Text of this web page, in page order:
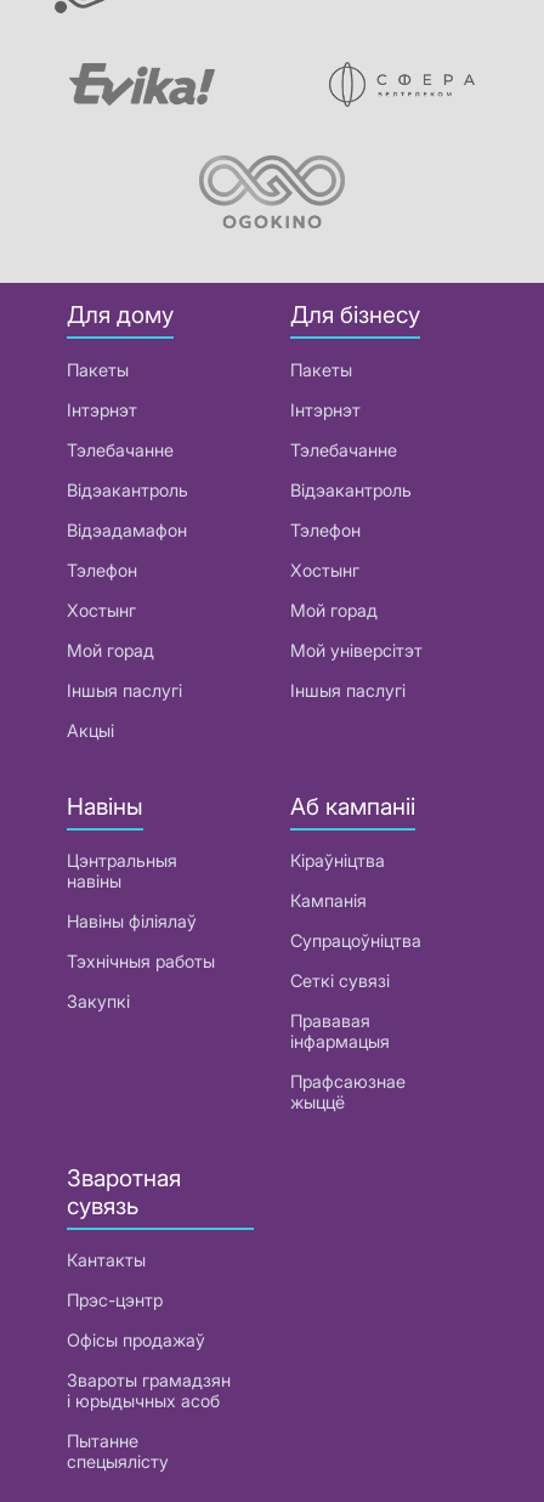
Для дому
Пакеты
Інтэрнэт
Тэлебачанне
Відэакантроль
Відэадамафон
Тэлефон
Хостынг
Мой горад
Іншыя паслугі
Акцыі
Для бізнесу
Пакеты
Інтэрнэт
Тэлебачанне
Відэакантроль
Тэлефон
Хостынг
Мой горад
Мой універсітэт
Іншыя паслугі
Навіны
Цэнтральныя
навіны
Навіны філіялаў
Тэхнічныя работы
Закупкі
Аб кампаніі
Кіраўніцтва
Кампанія
Супрацоўніцтва
Сеткі сувязі
Прававая
інфармацыя
Прафсаюзнае
жыццё
Зваротная
сувязь
Кантакты
Прэс-цэнтр
Офісы продажаў
Звароты грамадзян
і юрыдычных асоб
Пытанне
спецыялісту